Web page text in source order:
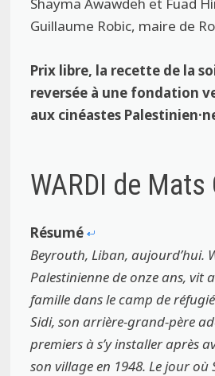
Shayma Awawdeh et Fuad
Guillaume Robic, maire de
Prix libre, la recette de la
reversée à une fondation
aux cinéastes
WARDI de Mats
Résumé
Beyrouth, Liban, aujourd’hui.
Palestinienne de onze ans, vit
famille dans le camp de
Sidi, son arrière-grand-père
premiers à s’y installer après
son village en 1948. Le jour où